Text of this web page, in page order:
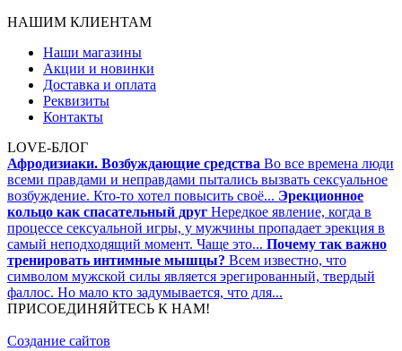
НАШИМ КЛИЕНТАМ
Наши магазины
Акции и новинки
Доставка и оплата
Реквизиты
Контакты
LOVE-БЛОГ
Афродизиаки. Возбуждающие средства Во все времена люди
всеми правдами и неправдами пытались вызвать сексуальное
возбуждение. Кто-то хотел повысить своё... Эрекционное
кольцо как спасательный друг Нередкое явление, когда в
процессе сексуальной игры, у мужчины пропадает эрекция в
самый неподходящий момент. Чаще это... Почему так важно
тренировать интимные мышцы? Всем известно, что
символом мужской силы является эрегированный, твердый
фаллос. Но мало кто задумывается, что для...
ПРИСОЕДИНЯЙТЕСЬ К НАМ!
Создание сайтов